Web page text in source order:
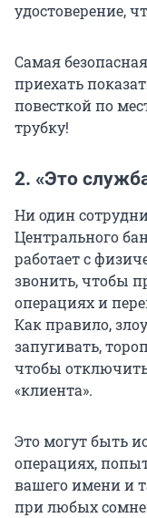
удостоверение,
Самая
приехать
повесткой по
трубку!
2. «Это
Ни один
Центрального
работает с
звонить, чтобы
операциях и
Как правило,
запугивать,
чтобы
«клиента».
Это могут быть
операциях,
вашего имени и
при любых